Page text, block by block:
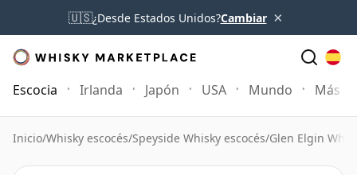
🇺🇸¿Desde Estados Unidos?Cambiar ×
Escocia Irlanda Japón USA Mundo Más
Inicio/Whisky escocés/Speyside Whisky escocés/Glen Elgin